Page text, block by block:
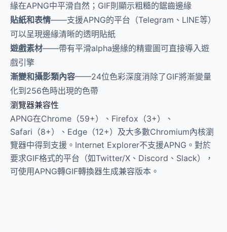
緣在APNG中平滑自然；GIF則顯示粗糙的鋸齒邊緣
貼紙和表情——支援APNG的平台（Telegram、LINE等）
可以呈現邊緣清晰的透明貼紙
遊戲素材——帶有平滑alpha邊緣的精靈圖可直接導入遊
戲引擎
漸變和攝影類內容——24位色彩深度消除了GIF將漸變量
化到256色時出現的色帶
瀏覽器兼容性
APNG在Chrome（59+）、Firefox（3+）、
Safari（8+）、Edge（12+）及大多數Chromium內核瀏
覽器中得到支援。Internet Explorer不支援APNG。對於
要求GIF格式的平台（如Twitter/X、Discord、Slack），
可使用APNG轉GIF轉換器生成兼容版本。